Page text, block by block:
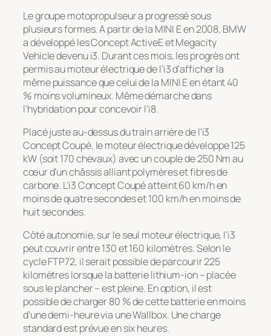
Le groupe motopropulseur a progressé sous
plusieurs formes. A partir de la MINI E en 2008, BMW
a développé les Concept ActiveE et Megacity
Vehicle devenu i3. Durant ces mois, les progrès ont
permis au moteur électrique de l’i3 d’afficher la
même puissance que celui de la MINI E en étant 40
% moins volumineux. Même démarche dans
l’hybridation pour concevoir l’i8.
Placé juste au-dessus du train arrière de l’i3
Concept Coupé, le moteur électrique développe 125
kW (soit 170 chevaux) avec un couple de 250 Nm au
cœur d’un châssis alliant polymères et fibres de
carbone. L’i3 Concept Coupé atteint 60 km/h en
moins de quatre secondes et 100 km/h en moins de
huit secondes.
Côté autonomie, sur le seul moteur électrique, l’i3
peut couvrir entre 130 et 160 kilomètres. Selon le
cycle FTP72, il serait possible de parcourir 225
kilomètres lorsque la batterie lithium-ion – placée
sous le plancher – est pleine. En option, il est
possible de charger 80 % de cette batterie en moins
d’une demi-heure via une Wallbox. Une charge
standard est prévue en six heures.